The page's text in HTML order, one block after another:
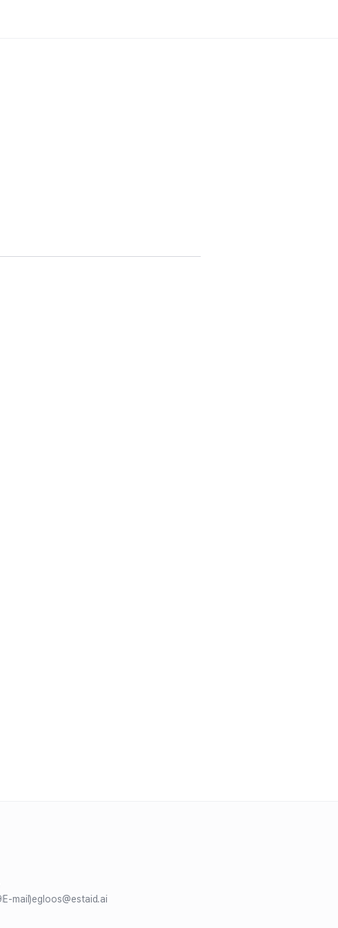
E-mail)egloos@estaid.ai